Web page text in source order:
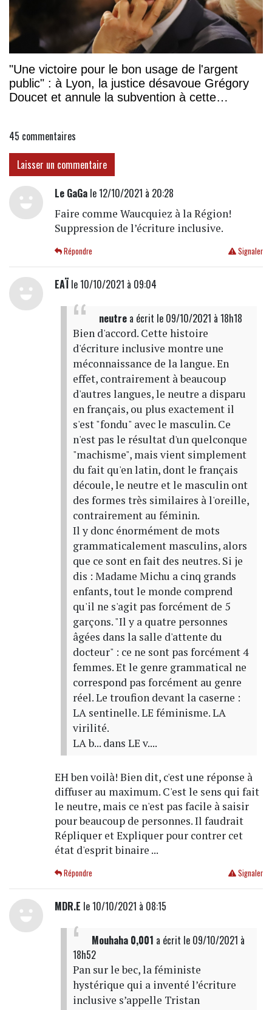
"Une victoire pour le bon usage de l'argent
public" : à Lyon, la justice désavoue Grégory
Doucet et annule la subvention à cette
45 commentaires
Laisser un commentaire
Le GaGale 12/10/2021 à 20:28
Faire comme Waucquiez à la Région!
Suppression de l’écriture inclusive.
Signaler
Répondre
EAÏle 10/10/2021 à 09:04
neutrea écrit le 09/10/2021 à 18h18
Bien d'accord. Cette histoire
d'écriture inclusive montre une
méconnaissance de la langue. En
effet, contrairement à beaucoup
d'autres langues, le neutre a disparu
en français, ou plus exactement il
s'est "fondu" avec le masculin. Ce
n'est pas le résultat d'un quelconque
"machisme", mais vient simplement
du fait qu'en latin, dont le français
découle, le neutre et le masculin ont
des formes très similaires à l'oreille,
contrairement au féminin.
Il y donc énormément de mots
grammaticalement masculins, alors
que ce sont en fait des neutres. Si je
dis : Madame Michu a cinq grands
enfants, tout le monde comprend
qu'il ne s'agit pas forcément de 5
garçons. "Il y a quatre personnes
âgées dans la salle d'attente du
docteur" : ce ne sont pas forcément 4
femmes. Et le genre grammatical ne
correspond pas forcément au genre
réel. Le troufion devant la caserne :
LA sentinelle. LE féminisme. LA
virilité.
LA b... dans LE v....
EH ben voilà! Bien dit, c'est une réponse à
diffuser au maximum. C'est le sens qui fait
le neutre, mais ce n'est pas facile à saisir
pour beaucoup de personnes. Il faudrait
Répliquer et Expliquer pour contrer cet
état d'esprit binaire ...
Signaler
Répondre
MDR.E le 10/10/2021 à 08:15
Mouhaha 0,001 a écrit le 09/10/2021 à
18h52
Pan sur le bec, la féministe
hystérique qui a inventé l’écriture
inclusive s’appelle Tristan